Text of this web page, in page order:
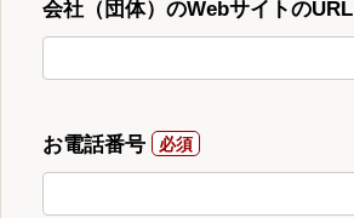
会社（団体）のWebサイトのURL
お電話番号